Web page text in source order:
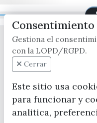
CONTACTA CON
Gestiona el
con la LOPD/RGPD.
Cerrar
Este sitio usa
para funcionar y
analitica,